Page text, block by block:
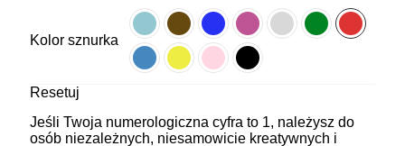
Kolor sznurka
Resetuj
Jeśli Twoja numerologiczna cyfra to 1, należysz do
osób niezależnych, niesamowicie kreatywnych i